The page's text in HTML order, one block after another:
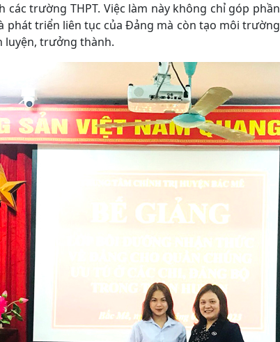
trường THPT. Việc làm này không chỉ góp phần
phát triển liên tục của Đảng mà còn tạo môi trường
luyện, trưởng thành.